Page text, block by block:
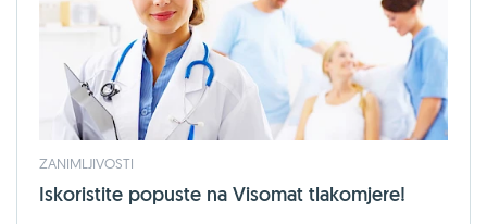
ZANIMLJIVOSTI
Iskoristite popuste na Visomat tlakomjere!